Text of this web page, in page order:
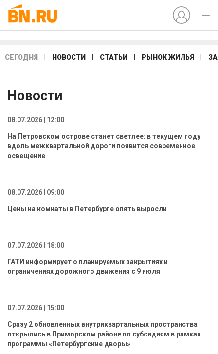
СЕГОДНЯ НОВОСТИ СТАТЬИ РЫНОК ЖИЛЬЯ
Новости
08.07.2026 | 12:00
На Петровском острове станет светлее: в текущем году
вдоль межквартальной дороги появится современное
освещение
08.07.2026 | 09:00
Цены на комнаты в Петербурге опять выросли
07.07.2026 | 18:00
ГАТИ информирует о планируемых закрытиях и
ограничениях дорожного движения с 9 июля
07.07.2026 | 15:00
Сразу 2 обновленных внутриквартальных пространства
открылись в Приморском районе по субсидиям в рамках
программы «Петербургские дворы»